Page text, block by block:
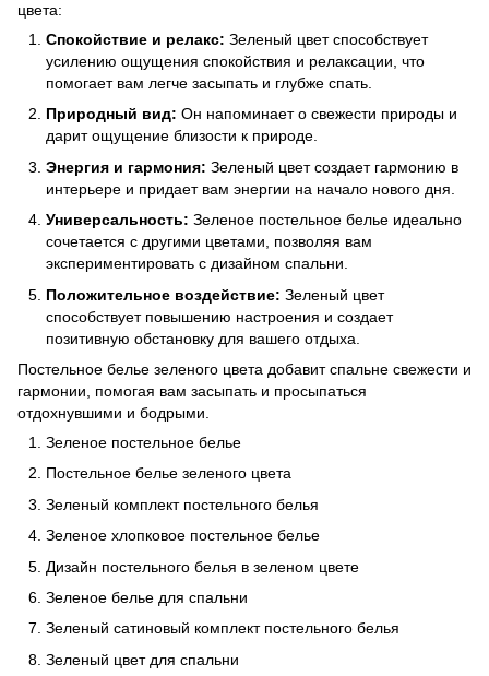
цвета:
Спокойствие и релакс: Зеленый цвет способствует
усилению ощущения спокойствия и релаксации, что
помогает вам легче засыпать и глубже спать.
Природный вид: Он напоминает о свежести природы и
дарит ощущение близости к природе.
Энергия и гармония: Зеленый цвет создает гармонию в
интерьере и придает вам энергии на начало нового дня.
Универсальность: Зеленое постельное белье идеально
сочетается с другими цветами, позволяя вам
экспериментировать с дизайном спальни.
Положительное воздействие: Зеленый цвет
способствует повышению настроения и создает
позитивную обстановку для вашего отдыха.
Постельное белье зеленого цвета добавит спальне свежести и
гармонии, помогая вам засыпать и просыпаться
отдохнувшими и бодрыми.
Зеленое постельное белье
Постельное белье зеленого цвета
Зеленый комплект постельного белья
Зеленое хлопковое постельное белье
Дизайн постельного белья в зеленом цвете
Зеленое белье для спальни
Зеленый сатиновый комплект постельного белья
Зеленый цвет для спальни